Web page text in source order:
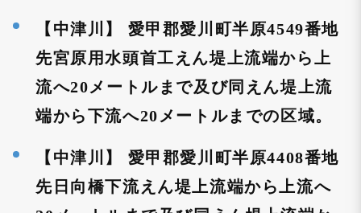
【中津川】 愛甲郡愛川町半原4549番地
先宮原用水頭首工えん堤上流端から上
流へ20メートルまで及び同えん堤上流
端から下流へ20メートルまでの区域。
【中津川】 愛甲郡愛川町半原4408番地
先日向橋下流えん堤上流端から上流へ